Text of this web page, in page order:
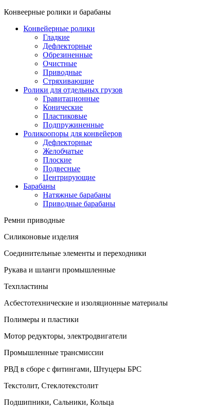
Конвеерные ролики и барабаны
Конвейерные ролики
Гладкие
Дефлекторные
Обрезиненные
Очистные
Приводные
Стряхивающие
Ролики для отдельных грузов
Гравитационные
Конические
Пластиковые
Подпружиненные
Роликоопоры для конвейеров
Дефлекторные
Желобчатые
Плоские
Подвесные
Центрирующие
Барабаны
Натяжные барабаны
Приводные барабаны
Ремни приводные
Силиконовые изделия
Соединительные элементы и переходники
Рукава и шланги промышленные
Техпластины
Асбестотехнические и изоляционные материалы
Полимеры и пластики
Мотор редукторы, электродвигатели
Промышленные трансмиссии
РВД в сборе с фитингами, Штуцеры БРС
Текстолит, Стеклотекстолит
Подшипники, Сальники, Кольца